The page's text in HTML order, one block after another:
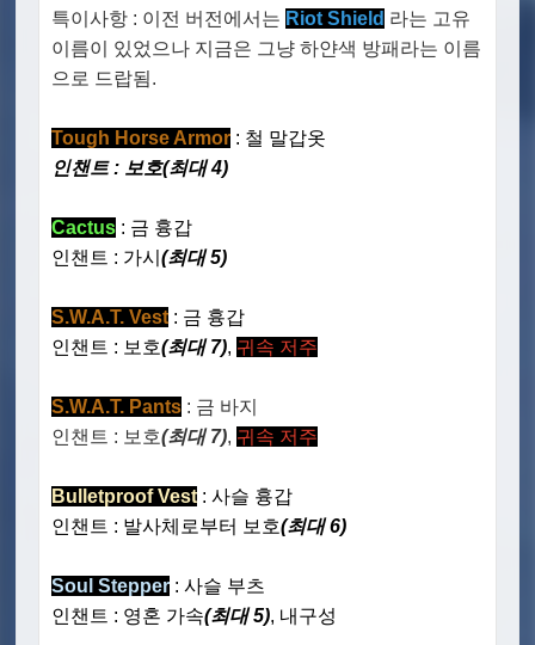
특이사항 : 이전 버전에서는 Riot Shield 라는 고유
이름이 있었으나 지금은 그냥 하얀색 방패라는 이름
으로 드랍됨.
Tough Horse Armor : 철 말갑옷
인챈트 : 보호(최대 4)
Cactus : 금 흉갑
인챈트 : 가시(최대 5)
S.W.A.T. Vest : 금 흉갑
인챈트 : 보호(최대 7), 귀속 저주
S.W.A.T. Pants : 금 바지
인챈트 : 보호(최대 7), 귀속 저주
Bulletproof Vest : 사슬 흉갑
인챈트 : 발사체로부터 보호(최대 6)
Soul Stepper : 사슬 부츠
인챈트 : 영혼 가속(최대 5), 내구성